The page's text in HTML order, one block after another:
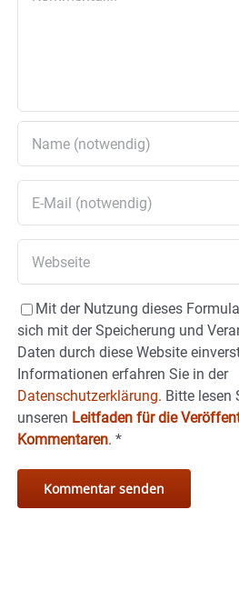
Mit der Nutzung dieses
sich mit der Speicherung und
Daten durch diese Website
Informationen erfahren Sie in der
Datenschutzerklärung. Bitte lesen
unseren Leitfaden für die
Kommentaren. *